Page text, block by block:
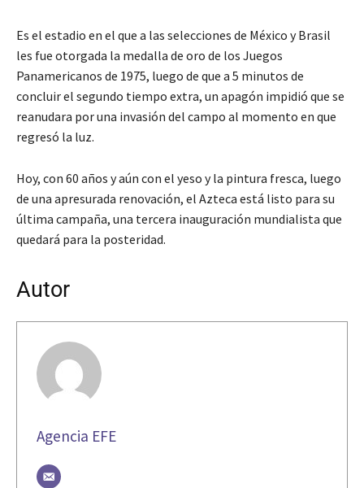
Es el estadio en el que a las selecciones de México y Brasil
les fue otorgada la medalla de oro de los Juegos
Panamericanos de 1975, luego de que a 5 minutos de
concluir el segundo tiempo extra, un apagón impidió que se
reanudara por una invasión del campo al momento en que
regresó la luz.
Hoy, con 60 años y aún con el yeso y la pintura fresca, luego
de una apresurada renovación, el Azteca está listo para su
última campaña, una tercera inauguración mundialista que
quedará para la posteridad.
Autor
Agencia EFE